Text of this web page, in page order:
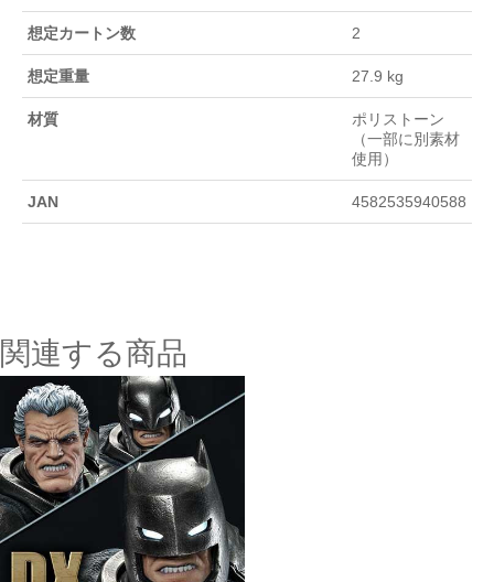
想定カートン数 2
想定重量 27.9 kg
材質
ポリストーン
（一部に別素材
使用）
JAN 4582535940588
関連する商品